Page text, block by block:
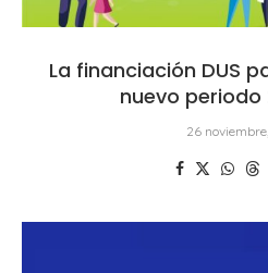
La financiación DUS
nuevo periodo
26